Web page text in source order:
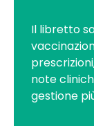
Il libretto
note
gestione